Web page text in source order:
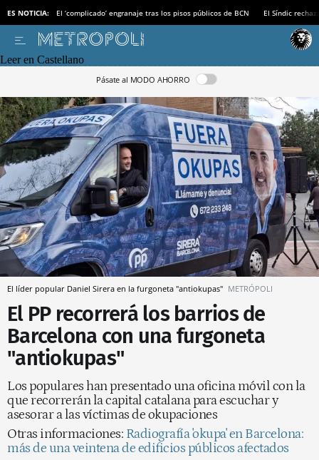
ES NOTICIA: El ‘complicado’ engranaje tras los pisos públicos de BCN El Síndic
Leer en Castellano
Pásate al MODO AHORRO
El líder popular Daniel Sirera en la furgoneta "antiokupas" METRÓPOLI
El PP recorrerá los barrios de
Barcelona con una furgoneta
"antiokupas"
Los populares han presentado una oficina móvil con la
que recorrerán la capital catalana para escuchar y
asesorar a las víctimas de okupaciones
Otras informaciones: Radiografía 'okupa' en Barcelona:
más de una veintena de edificios públicos afectados